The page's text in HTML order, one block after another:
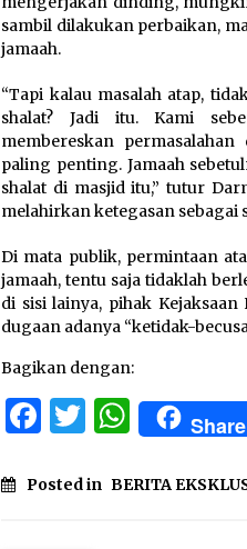
sambil dilakukan perbaikan,
jamaah.
“Tapi kalau masalah atap,
shalat? Jadi itu. Kami
membereskan
paling penting. Jamaah
shalat di masjid itu,” tutur
melahirkan ketegasan sebagai
Di mata publik, permintaan
jamaah, tentu saja tidaklah
di sisi lainya, pihak
dugaan adanya “ketidak-
Bagikan dengan:
Facebook
TwitterShare
Posted in BERITA